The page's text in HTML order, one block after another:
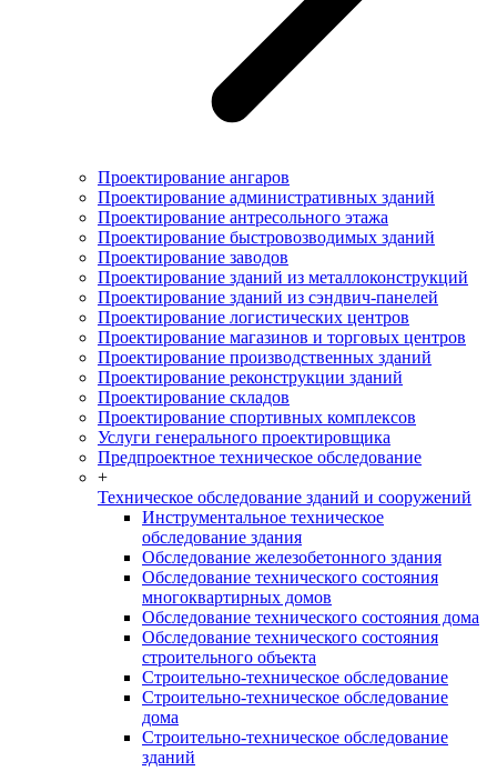
Проектирование ангаров
Проектирование административных зданий
Проектирование антресольного этажа
Проектирование быстровозводимых зданий
Проектирование заводов
Проектирование зданий из металлоконструкций
Проектирование зданий из сэндвич-панелей
Проектирование логистических центров
Проектирование магазинов и торговых центров
Проектирование производственных зданий
Проектирование реконструкции зданий
Проектирование складов
Проектирование спортивных комплексов
Услуги генерального проектировщика
Предпроектное техническое обследование
+
Техническое обследование зданий и сооружений
Инструментальное техническое
обследование здания
Обследование железобетонного здания
Обследование технического состояния
многоквартирных домов
Обследование технического состояния дома
Обследование технического состояния
строительного объекта
Строительно-техническое обследование
Строительно-техническое обследование
дома
Строительно-техническое обследование
зданий